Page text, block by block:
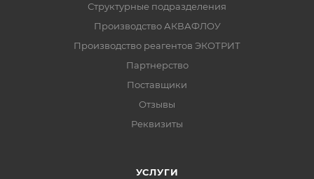
Структурные подразделения
Производство АКВАФЛОУ
Производство реагентов ЭКОТРИТ
Партнерство
Поставщики
Отзывы
Реквизиты
УСЛУГИ